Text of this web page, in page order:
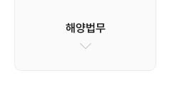
해양법무